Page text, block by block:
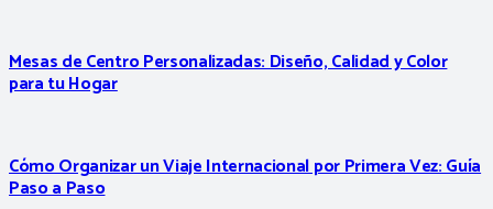
Mesas de Centro Personalizadas: Diseño, Calidad y Color
para tu Hogar
Cómo Organizar un Viaje Internacional por Primera Vez: Guía
Paso a Paso